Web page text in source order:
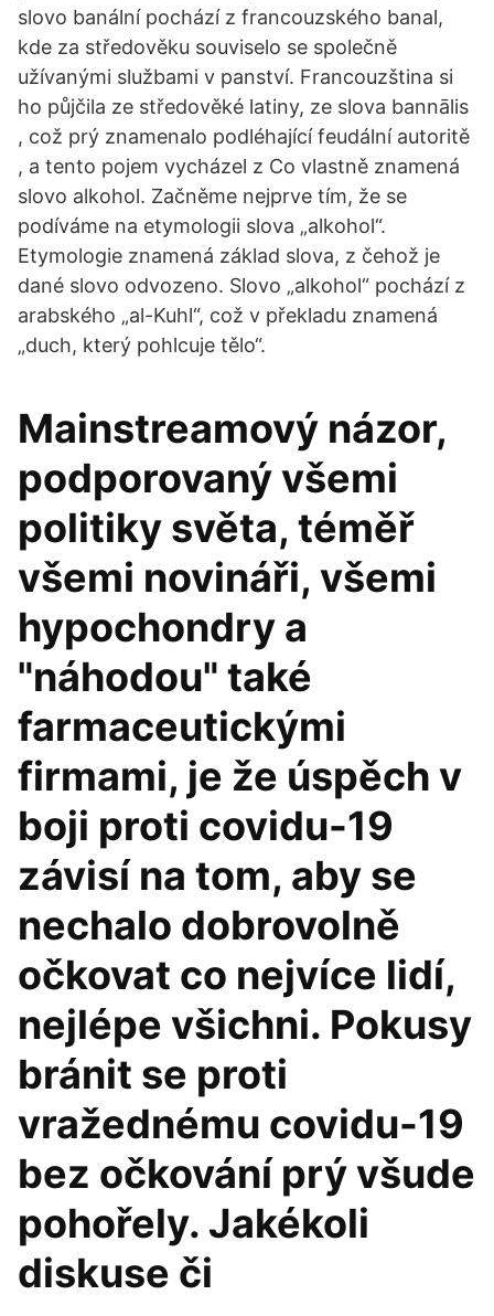
slovo banální pochází z francouzského banal,
kde za středověku souviselo se společně
užívanými službami v panství. Francouzština si
ho půjčila ze středověké latiny, ze slova bannālis
, což prý znamenalo podléhající feudální autoritě
, a tento pojem vycházel z Co vlastně znamená
slovo alkohol. Začněme nejprve tím, že se
podíváme na etymologii slova „alkohol“.
Etymologie znamená základ slova, z čehož je
dané slovo odvozeno. Slovo „alkohol“ pochází z
arabského „al-Kuhl“, což v překladu znamená
„duch, který pohlcuje tělo“.
Mainstreamový názor,
podporovaný všemi
politiky světa, téměř
všemi novináři, všemi
hypochondry a
"náhodou" také
farmaceutickými
firmami, je že úspěch v
boji proti covidu-19
závisí na tom, aby se
nechalo dobrovolně
očkovat co nejvíce lidí,
nejlépe všichni. Pokusy
bránit se proti
vražednému covidu-19
bez očkování prý všude
pohořely. Jakékoli
diskuse či